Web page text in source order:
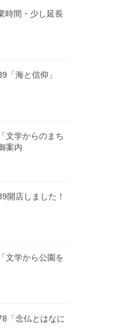
時間・少し延長
「海と信仰」
文学からのまち
案内
開店しました！
文学から公園を
「念仏とはなに